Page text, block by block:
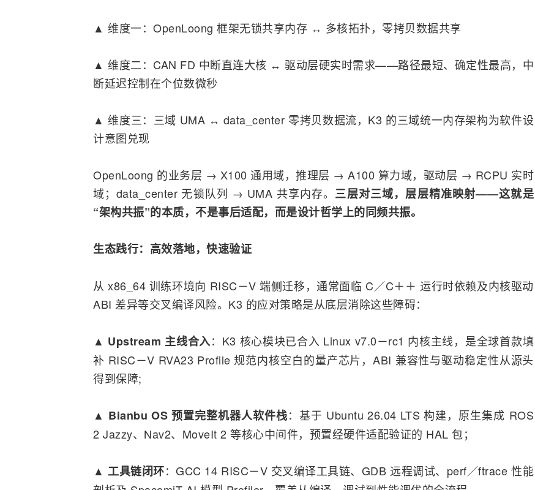
▲ 维度一：OpenLoong 框架无锁共享内存 ↔ 多核拓扑，零拷贝数据共享
▲ 维度二：CAN FD 中断直连大核 ↔ 驱动层硬实时需求——路径最短、确定性最高，中
断延迟控制在个位数微秒
▲ 维度三：三域 UMA ↔ data_center 零拷贝数据流，K3 的三域统一内存架构为软件设
计意图兑现
OpenLoong 的业务层 → X100 通用域，推理层 → A100 算力域，驱动层 → RCPU 实时
域；data_center 无锁队列 → UMA 共享内存。 三层对三域，层层精准映射——这就是
“架构共振”的本质，不是事后适配，而是设计哲学上的同频共振。
生态践行：高效落地，快速验证
从 x86_64 训练环境向 RISC－V 端侧迁移，通常面临 C／C＋＋ 运行时依赖及内核驱动
ABI 差异等交叉编译风险。K3 的应对策略是从底层消除这些障碍：
▲ Upstream 主线合入：K3 核心模块已合入 Linux v7.0－rc1 内核主线，是全球首款填
补 RISC－V RVA23 Profile 规范内核空白的量产芯片，ABI 兼容性与驱动稳定性从源头
得到保障;
▲ Bianbu OS 预置完整机器人软件栈：基于 Ubuntu 26.04 LTS 构建，原生集成 ROS
2 Jazzy、Nav2、MoveIt 2 等核心中间件，预置经硬件适配验证的 HAL 包；
▲ 工具链闭环：GCC 14 RISC－V 交叉编译工具链、GDB 远程调试、perf／ftrace 性能